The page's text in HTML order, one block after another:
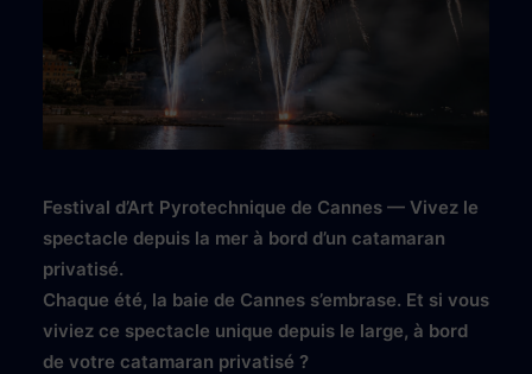
Festival d’Art Pyrotechnique de Cannes — Vivez le
spectacle depuis la mer à bord d’un catamaran
privatisé.
Chaque été, la baie de Cannes s’embrase. Et si vous
viviez ce spectacle unique depuis le large, à bord
de votre catamaran privatisé ?